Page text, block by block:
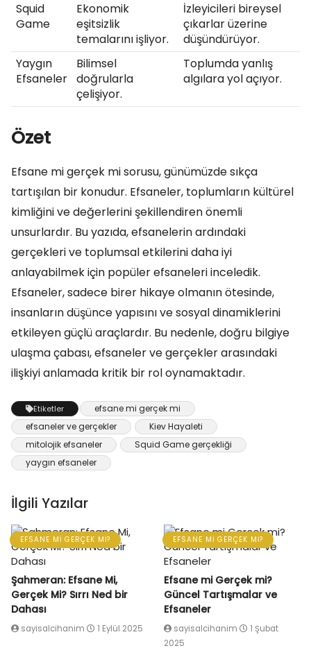
Squid
Game
Ekonomik
eşitsizlik
temalarını işliyor.
İzleyicileri bireysel
çıkarlar üzerine
düşündürüyor.
Yaygın
Efsaneler
Bilimsel
doğrularla
çelişiyor.
Toplumda yanlış
algılara yol açıyor.
Özet
Efsane mi gerçek mi sorusu, günümüzde sıkça
tartışılan bir konudur. Efsaneler, toplumların kültürel
kimliğini ve değerlerini şekillendiren önemli
unsurlardır. Bu yazıda, efsanelerin ardındaki
gerçekleri ve toplumsal etkilerini daha iyi
anlayabilmek için popüler efsaneleri inceledik.
Efsaneler, sadece birer hikaye olmanın ötesinde,
insanların düşünce yapısını ve sosyal dinamiklerini
etkileyen güçlü araçlardır. Bu nedenle, doğru bilgiye
ulaşma çabası, efsaneler ve gerçekler arasındaki
ilişkiyi anlamada kritik bir rol oynamaktadır.
Etiketler
efsane mi gerçek mi
efsaneler ve gerçekler
Kiev Hayaleti
mitolojik efsaneler
Squid Game gerçekliği
yaygın efsaneler
İlgili Yazılar
EFSANE MI GERÇEK MI?
Şahmeran: Efsane Mi,
Gerçek Mi? Sırrı Ned bir
Dahası
sayisalcihanim 1 Eylül 2025
EFSANE MI GERÇEK MI?
Efsane mi Gerçek mi?
Güncel Tartışmalar ve
Efsaneler
sayisalcihanim
1 Şubat
2025